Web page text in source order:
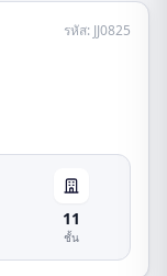
รหัส: JJ0825
11
ชั้น